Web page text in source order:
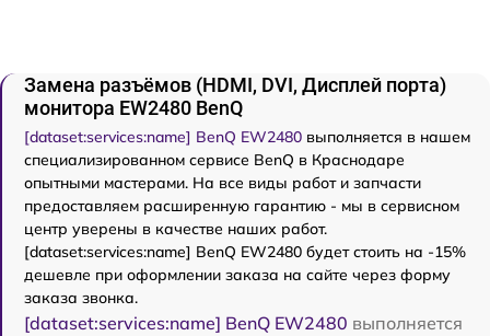
Замена разъёмов (HDMI, DVI, Дисплей порта)
монитора EW2480 BenQ
[dataset:services:name] BenQ EW2480 выполняется в нашем
специализированном сервисе BenQ в Краснодаре
опытными мастерами. На все виды работ и запчасти
предоставляем расширенную гарантию - мы в сервисном
центр уверены в качестве наших работ.
[dataset:services:name] BenQ EW2480 будет стоить на -15%
дешевле при оформлении заказа на сайте через форму
заказа звонка.
[dataset:services:name] BenQ EW2480 выполняется